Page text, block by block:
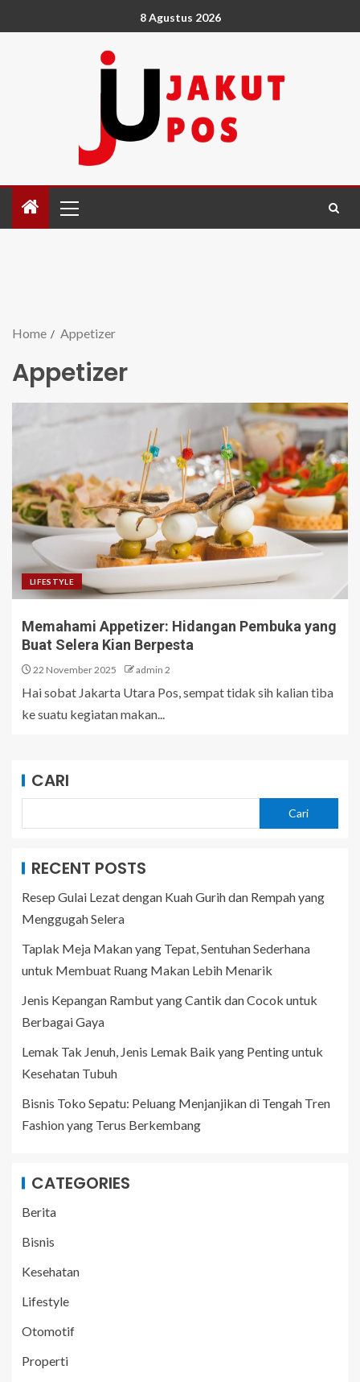
8 Agustus 2026
Home Appetizer
Appetizer
LIFESTYLE
Memahami Appetizer: Hidangan Pembuka yang
Buat Selera Kian Berpesta
22 November 2025 admin 2
Hai sobat Jakarta Utara Pos, sempat tidak sih kalian tiba
ke suatu kegiatan makan...
CARI
Cari
RECENT POSTS
Resep Gulai Lezat dengan Kuah Gurih dan Rempah yang
Menggugah Selera
Taplak Meja Makan yang Tepat, Sentuhan Sederhana
untuk Membuat Ruang Makan Lebih Menarik
Jenis Kepangan Rambut yang Cantik dan Cocok untuk
Berbagai Gaya
Lemak Tak Jenuh, Jenis Lemak Baik yang Penting untuk
Kesehatan Tubuh
Bisnis Toko Sepatu: Peluang Menjanjikan di Tengah Tren
Fashion yang Terus Berkembang
CATEGORIES
Berita
Bisnis
Kesehatan
Lifestyle
Otomotif
Properti